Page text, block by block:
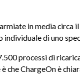
in media circa
di uno
processi di
che ChargeOn è